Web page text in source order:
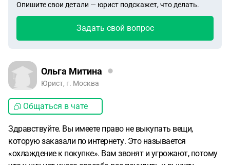
Опишите свои детали — юрист подскажет, что делать.
Задать свой вопрос
Ольга Митина
Юрист, г. Москва
Общаться в чате
Здравствуйте. Вы имеете право не выкупать вещи,
которую заказали по интернету. Это называется
«охлаждение к покупке». Вам звонят и угрожают, потому